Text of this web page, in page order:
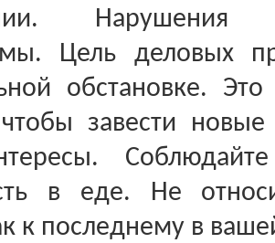
Нарушения
Цель деловых
обстановке.
завести
в еде. Не
к последнему в